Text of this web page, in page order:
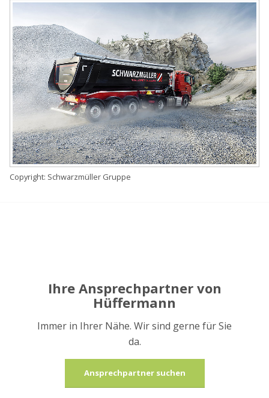
Copyright: Schwarzmüller Gruppe
Ihre Ansprechpartner von
Hüffermann
Immer in Ihrer Nähe. Wir sind gerne für Sie
da.
Ansprechpartner suchen